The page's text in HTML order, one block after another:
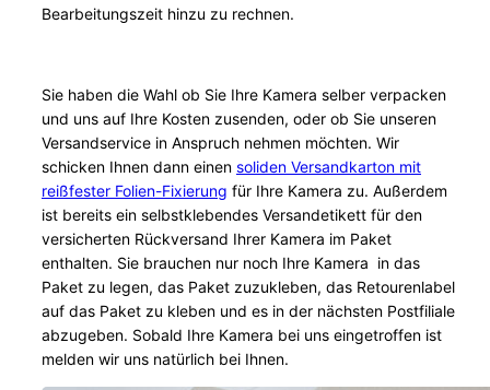
Bearbeitungszeit hinzu zu rechnen.
Sie haben die Wahl ob Sie Ihre Kamera selber verpacken
und uns auf Ihre Kosten zusenden, oder ob Sie unseren
Versandservice in Anspruch nehmen möchten. Wir
schicken Ihnen dann einen soliden Versandkarton mit
reißfester Folien-Fixierung für Ihre Kamera zu. Außerdem
ist bereits ein selbstklebendes Versandetikett für den
versicherten Rückversand Ihrer Kamera im Paket
enthalten. Sie brauchen nur noch Ihre Kamera in das
Paket zu legen, das Paket zuzukleben, das Retourenlabel
auf das Paket zu kleben und es in der nächsten Postfiliale
abzugeben. Sobald Ihre Kamera bei uns eingetroffen ist
melden wir uns natürlich bei Ihnen.